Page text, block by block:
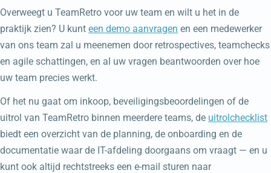
Overweegt u TeamRetro voor uw team en wilt u het in de
praktijk zien? U kunt een demo aanvragen en een medewerker
van ons team zal u meenemen door retrospectives, teamchecks
en agile schattingen, en al uw vragen beantwoorden over hoe
uw team precies werkt.
Of het nu gaat om inkoop, beveiligingsbeoordelingen of de
uitrol van TeamRetro binnen meerdere teams, de uitrolchecklist
biedt een overzicht van de planning, de onboarding en de
documentatie waar de IT-afdeling doorgaans om vraagt — en u
kunt ook altijd rechtstreeks een e-mail sturen naar